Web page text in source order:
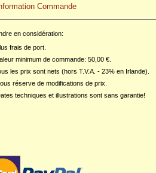
Commande
en considération:
frais de port.
minimum de commande: 50,00 €.
les prix sont nets (hors T.V.A. - 23% en Irlande).
réserve de modifications de prix.
techniques et illustrations sont sans garantie!